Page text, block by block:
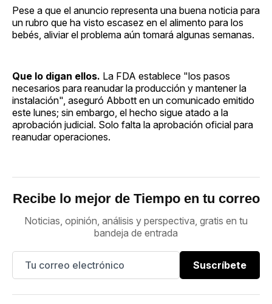
Pese a que el anuncio representa una buena noticia para
un rubro que ha visto escasez en el alimento para los
bebés, aliviar el problema aún tomará algunas semanas.
Que lo digan ellos. La FDA establece "los pasos
necesarios para reanudar la producción y mantener la
instalación", aseguró Abbott en un comunicado emitido
este lunes; sin embargo, el hecho sigue atado a la
aprobación judicial. Solo falta la aprobación oficial para
reanudar operaciones.
Recibe lo mejor de Tiempo en tu correo
Noticias, opinión, análisis y perspectiva, gratis en tu
bandeja de entrada
Suscríbete